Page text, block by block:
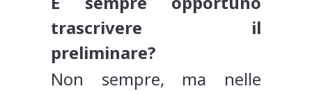
trascrivere il
preliminare?
Non sempre, ma nelle